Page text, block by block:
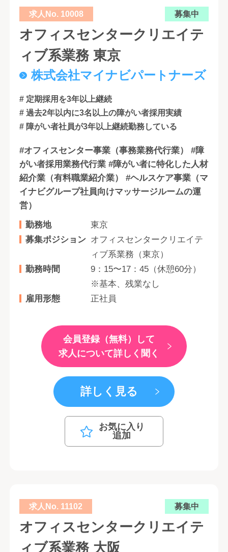
求人No. 10008 募集中
オフィスセンタークリエイテ
ィブ系業務 東京
株式会社マイナビパートナーズ
# 定期採用を3年以上継続
# 過去2年以内に3名以上の障がい者採用実績
# 障がい者社員が3年以上継続勤務している
#オフィスセンター事業（事務業務代行業） #障
がい者採用業務代行業 #障がい者に特化した人材
紹介業（有料職業紹介業） #ヘルスケア事業（マ
イナビグループ社員向けマッサージルームの運
営）
勤務地
東京
募集ポジション オフィスセンタークリエイテ
ィブ系業務（東京）
勤務時間
9：15〜17：45（休憩60分）
※基本、残業なし
雇用形態
正社員
会員登録（無料）して
求人について詳しく聞く
詳しく見る
お気に入り
追加
求人No. 11102 募集中
オフィスセンタークリエイテ
ィブ系業務 大阪